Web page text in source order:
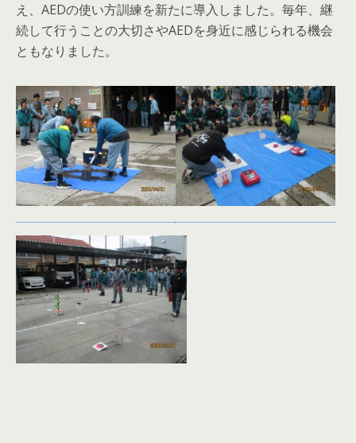
え、AEDの使い方訓練を新たに導入しました。毎年、継
続して行うことの大切さやAEDを身近に感じられる機会
ともなりました。